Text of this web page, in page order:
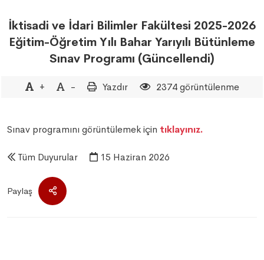
İktisadi ve İdari Bilimler Fakültesi 2025-2026
Eğitim-Öğretim Yılı Bahar Yarıyılı Bütünleme
Sınav Programı (Güncellendi)
+ - Yazdır 2374 görüntülenme
Sınav programını görüntülemek için tıklayınız.
Tüm Duyurular 15 Haziran 2026
Paylaş